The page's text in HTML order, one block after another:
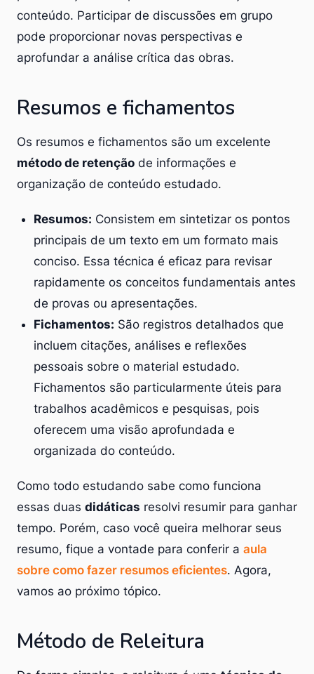
conteúdo. Participar de discussões em grupo
pode proporcionar novas perspectivas e
aprofundar a análise crítica das obras.
Resumos e fichamentos
Os resumos e fichamentos são um excelente
método de retenção de informações e
organização de conteúdo estudado.
Resumos: Consistem em sintetizar os pontos
principais de um texto em um formato mais
conciso. Essa técnica é eficaz para revisar
rapidamente os conceitos fundamentais antes
de provas ou apresentações.
Fichamentos: São registros detalhados que
incluem citações, análises e reflexões
pessoais sobre o material estudado.
Fichamentos são particularmente úteis para
trabalhos acadêmicos e pesquisas, pois
oferecem uma visão aprofundada e
organizada do conteúdo.
Como todo estudando sabe como funciona
essas duas didáticas resolvi resumir para ganhar
tempo. Porém, caso você queira melhorar seus
resumo, fique a vontade para conferir a aula
sobre como fazer resumos eficientes. Agora,
vamos ao próximo tópico.
Método de Releitura